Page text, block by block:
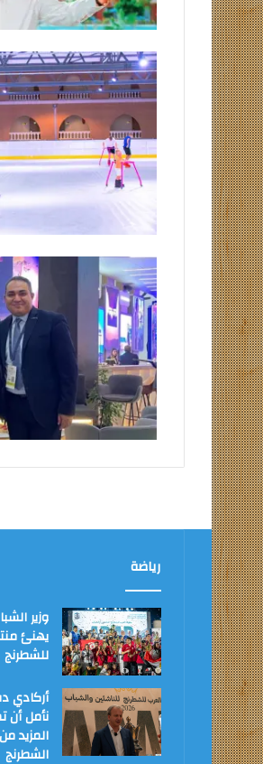
رياضة
وزير
يهنئ
للشطرنج
أركادي
نأمل
المزيد
الشطرنج